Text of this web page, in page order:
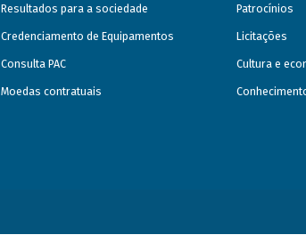
Resultados para a sociedade
Credenciamento de Equipamentos
Consulta PAC
Moedas contratuais
Patrocínios
Licitações
Cultura e